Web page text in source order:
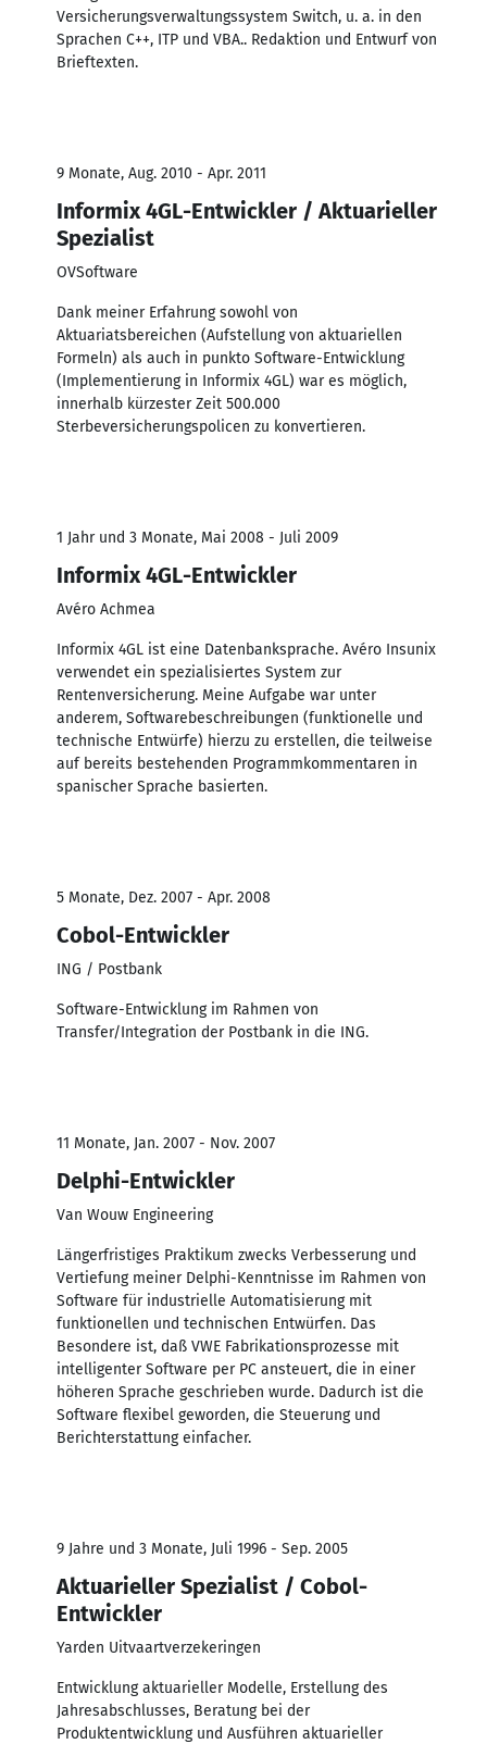
Versicherungsverwaltungssystem Switch, u. a. in den
Sprachen C++, ITP und VBA.. Redaktion und Entwurf von
Brieftexten.
9 Monate, Aug. 2010 - Apr. 2011
Informix 4GL-Entwickler / Aktuarieller
Spezialist
OVSoftware
Dank meiner Erfahrung sowohl von
Aktuariatsbereichen (Aufstellung von aktuariellen
Formeln) als auch in punkto Software-Entwicklung
(Implementierung in Informix 4GL) war es möglich,
innerhalb kürzester Zeit 500.000
Sterbeversicherungspolicen zu konvertieren.
1 Jahr und 3 Monate, Mai 2008 - Juli 2009
Informix 4GL-Entwickler
Avéro Achmea
Informix 4GL ist eine Datenbanksprache. Avéro Insunix
verwendet ein spezialisiertes System zur
Rentenversicherung. Meine Aufgabe war unter
anderem, Softwarebeschreibungen (funktionelle und
technische Entwürfe) hierzu zu erstellen, die teilweise
auf bereits bestehenden Programmkommentaren in
spanischer Sprache basierten.
5 Monate, Dez. 2007 - Apr. 2008
Cobol-Entwickler
ING / Postbank
Software-Entwicklung im Rahmen von
Transfer/Integration der Postbank in die ING.
11 Monate, Jan. 2007 - Nov. 2007
Delphi-Entwickler
Van Wouw Engineering
Längerfristiges Praktikum zwecks Verbesserung und
Vertiefung meiner Delphi-Kenntnisse im Rahmen von
Software für industrielle Automatisierung mit
funktionellen und technischen Entwürfen. Das
Besondere ist, daß VWE Fabrikationsprozesse mit
intelligenter Software per PC ansteuert, die in einer
höheren Sprache geschrieben wurde. Dadurch ist die
Software flexibel geworden, die Steuerung und
Berichterstattung einfacher.
9 Jahre und 3 Monate, Juli 1996 - Sep. 2005
Aktuarieller Spezialist / Cobol-
Entwickler
Yarden Uitvaartverzekeringen
Entwicklung aktuarieller Modelle, Erstellung des
Jahresabschlusses, Beratung bei der
Produktentwicklung und Ausführen aktuarieller